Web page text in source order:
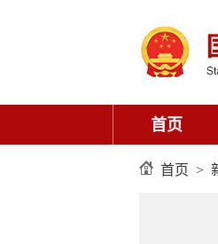
首页
首页 >